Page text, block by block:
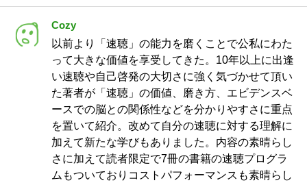
Cozy
以前より「速聴」の能力を磨くことで公私にわた
って大きな価値を享受してきた。10年以上に出逢
い速聴や自己啓発の大切さに強く気づかせて頂い
た著者が「速聴」の価値、磨き方、エビデンスベ
ースでの脳との関係性などを分かりやすさに重点
を置いて紹介。改めて自分の速聴に対する理解に
加えて新たな学びもありました。内容の素晴らし
さに加えて読者限定で7冊の書籍の速聴プログラ
ムもついておりコストパフォーマンスも素晴らし